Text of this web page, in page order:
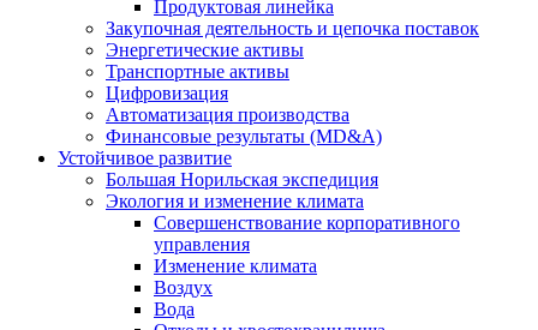
Продуктовая линейка
Закупочная деятельность и цепочка поставок
Энергетические активы
Транспортные активы
Цифровизация
Автоматизация производства
Финансовые результаты (MD&A)
Устойчивое развитие
Большая Норильская экспедиция
Экология и изменение климата
Совершенствование корпоративного
управления
Изменение климата
Воздух
Вода